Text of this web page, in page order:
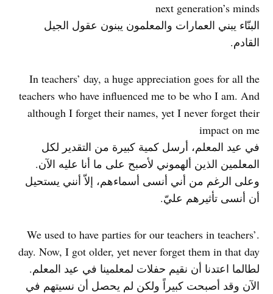
next generation’s minds
البنّاء يبني العمارات والمعلمون يبنون عقول الجيل
القادم.
In teachers’ day, a huge appreciation goes for all the
teachers who have influenced me to be who I am. And
although I forget their names, yet I never forget their
impact on me
في عيد المعلم، أرسل كمية كبيرة من التقدير لكل
المعلمين الذين ألهموني لأصبح على ما أنا عليه الآن.
وعلى الرغم من أني أنسى أسماءهم، إلاّ أنني يستحيل
أن أنسى تأثيرهم عليّ.
.We used to have parties for our teachers in teachers’
day. Now, I got older, yet never forget them in that day
لطالما اعتدنا أن نقيم حفلات لمعلمينا في عيد المعلم.
الآن وقد أصبحت كبيراً ولكن لم يحصل أن نسيتهم في